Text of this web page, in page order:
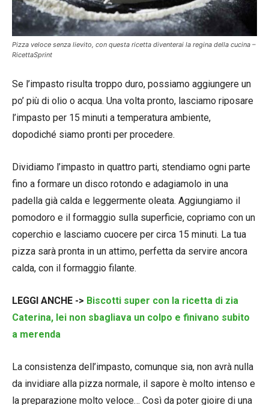
Pizza veloce senza lievito, con questa ricetta diventerai la regina della cucina –
RicettaSprint
Se l’impasto risulta troppo duro, possiamo aggiungere un
po’ più di olio o acqua. Una volta pronto, lasciamo riposare
l’impasto per 15 minuti a temperatura ambiente,
dopodiché siamo pronti per procedere.
Dividiamo l’impasto in quattro parti, stendiamo ogni parte
fino a formare un disco rotondo e adagiamolo in una
padella già calda e leggermente oleata. Aggiungiamo il
pomodoro e il formaggio sulla superficie, copriamo con un
coperchio e lasciamo cuocere per circa 15 minuti. La tua
pizza sarà pronta in un attimo, perfetta da servire ancora
calda, con il formaggio filante.
LEGGI ANCHE -> Biscotti super con la ricetta di zia
Caterina, lei non sbagliava un colpo e finivano subito
a merenda
La consistenza dell’impasto, comunque sia, non avrà nulla
da invidiare alla pizza normale, il sapore è molto intenso e
la preparazione molto veloce… Così da poter gioire di una